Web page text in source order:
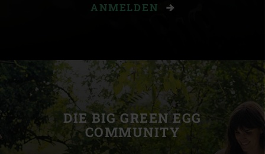
ANMELDEN
DIE BIG GREEN EGG
COMMUNITY